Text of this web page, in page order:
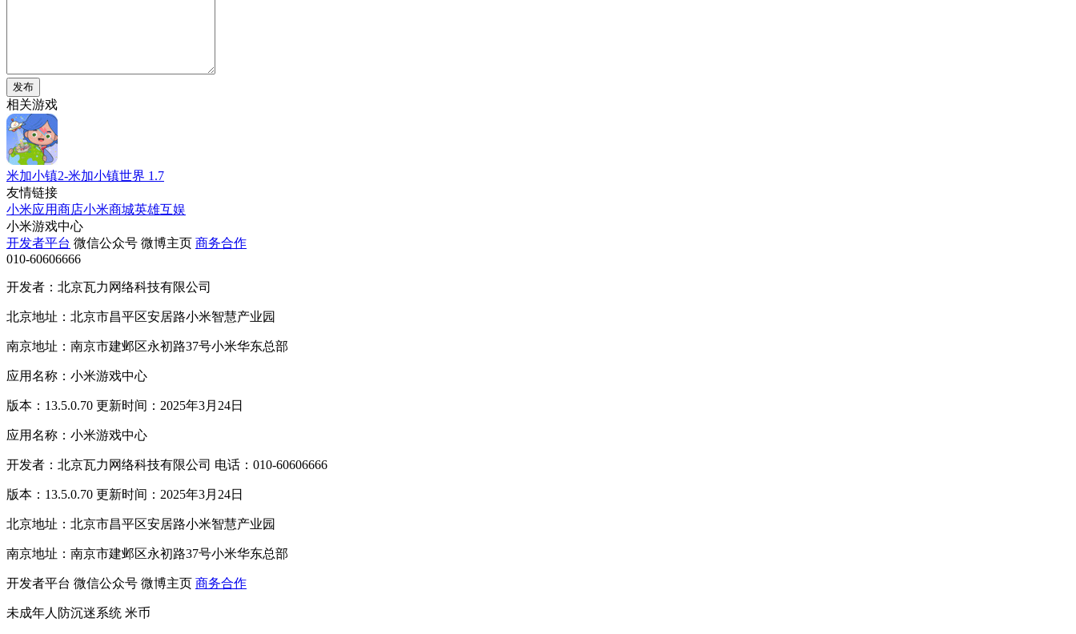
发布
相关游戏
米加小镇2-米加小镇世界 1.7
友情链接
小米应用商店小米商城英雄互娱
小米游戏中心
开发者平台 微信公众号 微博主页 商务合作
010-60606666
开发者：北京瓦力网络科技有限公司
北京地址：北京市昌平区安居路小米智慧产业园
南京地址：南京市建邺区永初路37号小米华东总部
应用名称：小米游戏中心
版本：13.5.0.70 更新时间：2025年3月24日
应用名称：小米游戏中心
开发者：北京瓦力网络科技有限公司 电话：010-60606666
版本：13.5.0.70 更新时间：2025年3月24日
北京地址：北京市昌平区安居路小米智慧产业园
南京地址：南京市建邺区永初路37号小米华东总部
开发者平台 微信公众号 微博主页 商务合作
未成年人防沉迷系统 米币